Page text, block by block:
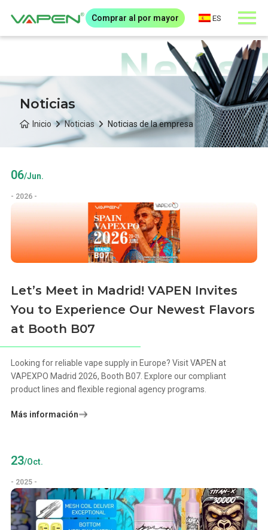
Comprar al por mayor ES
Noticias
Inicio Noticias Noticias de la empresa
06/Jun.
- 2026 -
Let’s Meet in Madrid! VAPEN Invites
You to Experience Our Newest Flavors
at Booth B07
Looking for reliable vape supply in Europe? Visit VAPEN at
VAPEXPO Madrid 2026, Booth B07. Explore our compliant
product lines and flexible regional agency programs.
Más información
23/Oct.
- 2025 -